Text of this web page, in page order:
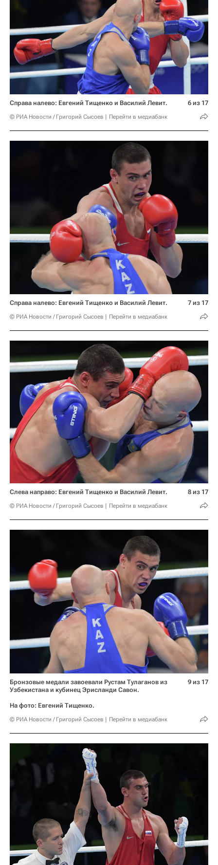
Справа налево: Евгений Тищенко и Василий Левит.
© РИА Новости / Григорий Сысоев Перейти в медиабанк
6 из 17
Справа налево: Евгений Тищенко и Василий Левит.
© РИА Новости / Григорий Сысоев Перейти в медиабанк
7 из 17
Слева направо: Евгений Тищенко и Василий Левит.
© РИА Новости / Григорий Сысоев Перейти в медиабанк
8 из 17
Бронзовые медали завоевали Рустам Тулаганов из
Узбекистана и кубинец Эрисланди Савон.
На фото: Евгений Тищенко.
© РИА Новости / Григорий Сысоев Перейти в медиабанк
9 из 17